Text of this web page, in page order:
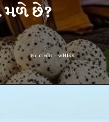
કેવા સંકેતો મળે છે?
Pic credit - wHISK